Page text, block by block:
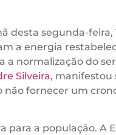
desta segunda-feira,
a energia
normalização do
Silveira, manifestou
fornecer um
para a população. A